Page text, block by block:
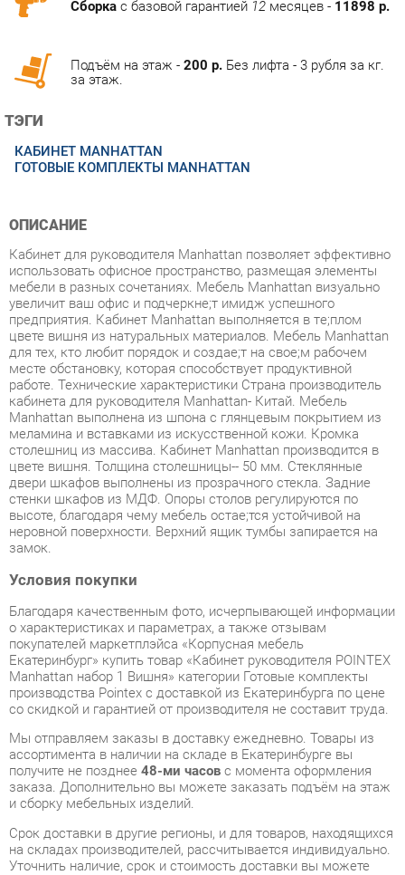
ТЭГИ
ГОТОВЫЕ КОМПЛЕКТЫ MANHATTAN
ОПИСАНИЕ
использовать офисное пространство, размещая элементы
мебели в разных сочетаниях. Мебель Manhattan визуально
увеличит ваш офис и подчеркнe;т имидж успешного
предприятия. Кабинет Manhattan выполняется в тe;плом
цвете вишня из натуральных материалов. Мебель Manhattan
для тех, кто любит порядок и создаe;т на своe;м рабочем
месте обстановку, которая способствует продуктивной
работе. Технические характеристики Страна производитель
кабинета для руководителя Manhattan- Китай. Мебель
Manhattan выполнена из шпона с глянцевым покрытием из
меламина и вставками из искусственной кожи. Кромка
столешниц из массива. Кабинет Manhattan производится в
цвете вишня. Толщина столешницы-- 50 мм. Стеклянные
двери шкафов выполнены из прозрачного стекла. Задние
стенки шкафов из МДФ. Опоры столов регулируются по
высоте, благодаря чему мебель остаe;тся устойчивой на
неровной поверхности. Верхний ящик тумбы запирается на
замок.
Условия покупки
Благодаря качественным фото, исчерпывающей информации
покупателей маркетплэйса «Корпусная мебель
Екатеринбург» купить товар «Кабинет руководителя POINTEX
Manhattan набор 1 Вишня» категории Готовые комплекты
производства Pointex с доставкой из Екатеринбурга по цене
со скидкой и гарантией от производителя не составит труда.
Мы отправляем заказы в доставку ежедневно. Товары из
ассортимента в наличии на складе в Екатеринбурге вы
получите не позднее48-ми часовс момента оформления
заказа. Дополнительно вы можете заказать подъём на этаж
и сборку мебельных изделий.
Срок доставки в другие регионы, и для товаров, находящихся
на складах производителей, рассчитывается индивидуально.
Уточнить наличие, срок и стоимость доставки вы можете
через формуобратной связи.
В любой момент до передачи заказа в доставку, а также в
течение 7-ми дней после получения заказа вы можете
изменить выборили принять решение об отказе от покупки.